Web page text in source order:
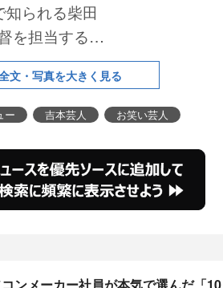
られる柴田
を担当する。
言するという
宮川大輔、ケ
演し、ナベア
大杉漣、仲村
ストが参加。
輔監督と共
』を完成させ
。更には、映
文・写真を大きく見る
ー 吉本芸人 お笑い芸人
ンメーカー社員が本気で選んだ「10